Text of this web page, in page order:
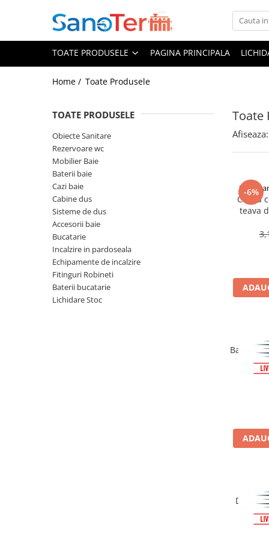
Toate Produsele
Obiecte Sanitare
Lavoare pe blat
Lavoare incastrabile
Lavoare sub blat
Lavoare Colt Duble Speciale
Lavoare stative
Lavoare pe mobilier
Seturi Lavoare
Vase wc suspendate
Vase wc statative
Seturi vase wc monobloc
Accesorii vase wc
TOATE PRODUSELE PAGINA PRINCIPALA
Home / Toate Produsele
Toate
TOATE PRODUSELE
Obiecte Sanitare
Rezervoare wc
Mobilier Baie
Baterii baie
Cazi baie
Cabine dus
Sisteme de dus
Accesorii baie
Bucatarie
Incalzire in pardoseala
Echipamente de incalzire
Fitinguri Robineti
Baterii bucatarie
Lichidare Stoc
Afiseaza:
-6%
Curba
teava
Baterie
Dus
periat